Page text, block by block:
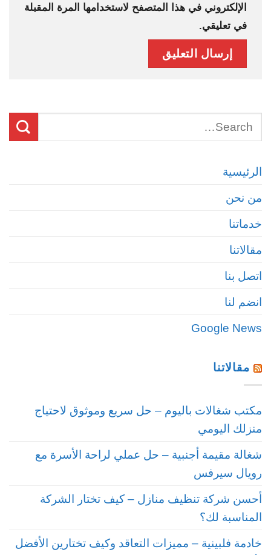
الرئيسية
من نحن
خدماتنا
مقالاتنا
اتصل بنا
انضم لنا
Google News
مقالاتنا
مكتب شغالات باليوم – حل سريع وموثوق لاحتياج
منزلك اليومي
شغالة مقيمة أجنبية – حل عملي لراحة الأسرة مع
رويال سيرفس
أحسن شركة تنظيف منازل – كيف تختار الشركة
المناسبة لك؟
خادمة فلبينية – مميزات التعاقد وكيف تختارين الأفضل
الإلكتروني في هذا المتصفح لاستخدامها المرة المقبلة
في تعليقي.